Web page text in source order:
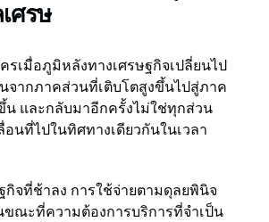
ศรษ
เมื่อภูมิหลังทางเศรษฐกิจเปลี่ยนไป
จากภาคส่วนที่เติบโตสูงขึ้นไปสู่ภาค
น และกลับมาอีกครั้งไม่ใช่ทุกส่วน
นที่ไปในทิศทางเดียวกันในเวลา
กิจที่ช้าลง การใช้จ่ายตามดุลยพินิจ
ขณะที่ความต้องการบริการที่จำเป็น